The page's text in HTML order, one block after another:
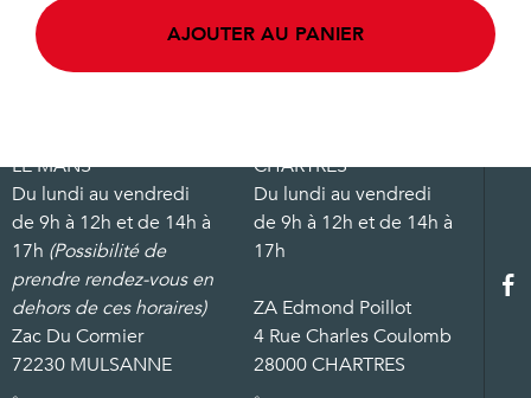
AJOUTER AU PANIER
LE MANS
Du lundi au vendredi
de 9h à 12h et de 14h à
17h (Possibilité de
prendre rendez-vous en
dehors de ces horaires)
Zac Du Cormier
72230 MULSANNE
CHARTRES
Du lundi au vendredi
de 9h à 12h et de 14h à
17h
ZA Edmond Poillot
4 Rue Charles Coulomb
28000 CHARTRES